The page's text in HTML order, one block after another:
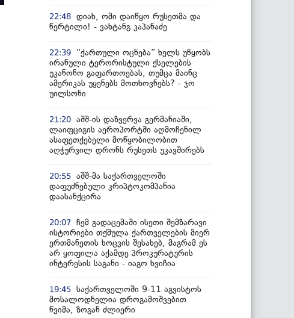
22:48 დიახ, ომი დაიწყო რუსეთმა და
წერტილი! - ვახტანგ კაპანაძე
22:39
“ქართული ოცნება” ხელს უწყობს
ირანული ტერორისტული ქსელების
უკანონო გაფართოებას, თუმცა მაინც
ამერიკას უყენებს მოთხოვნებს? - ჯო
უილსონი
21:20 აშშ-ის დაზვერვა გერმანიაში,
ლაიფციგის აეროპორტში აღმოჩენილ
ასაფეთქებელი მოწყობილობით
აღჭურვილ დრონს რუსეთს უკავშირებს
20:55 აშშ-მა საქართველოში
დაფუძნებული კრიპტოკომპანია
დაასანქცირა
20:07 ჩემ გადაცემაში ისეთი შემზარავი
ისტორიები თქმულა ქართველების მიერ
ერთმანეთის ხოცვის შესახებ, მაგრამ ეს
არ ყოფილა აქამდე პროკურატურის
ინტერესის საგანი - იაგო ხვიჩია
19:45 საქართველოში 9-11 აგვისტოს
მოსალოდნელია დროგამოშვებით
წვიმა, ზოგან ძლიერი